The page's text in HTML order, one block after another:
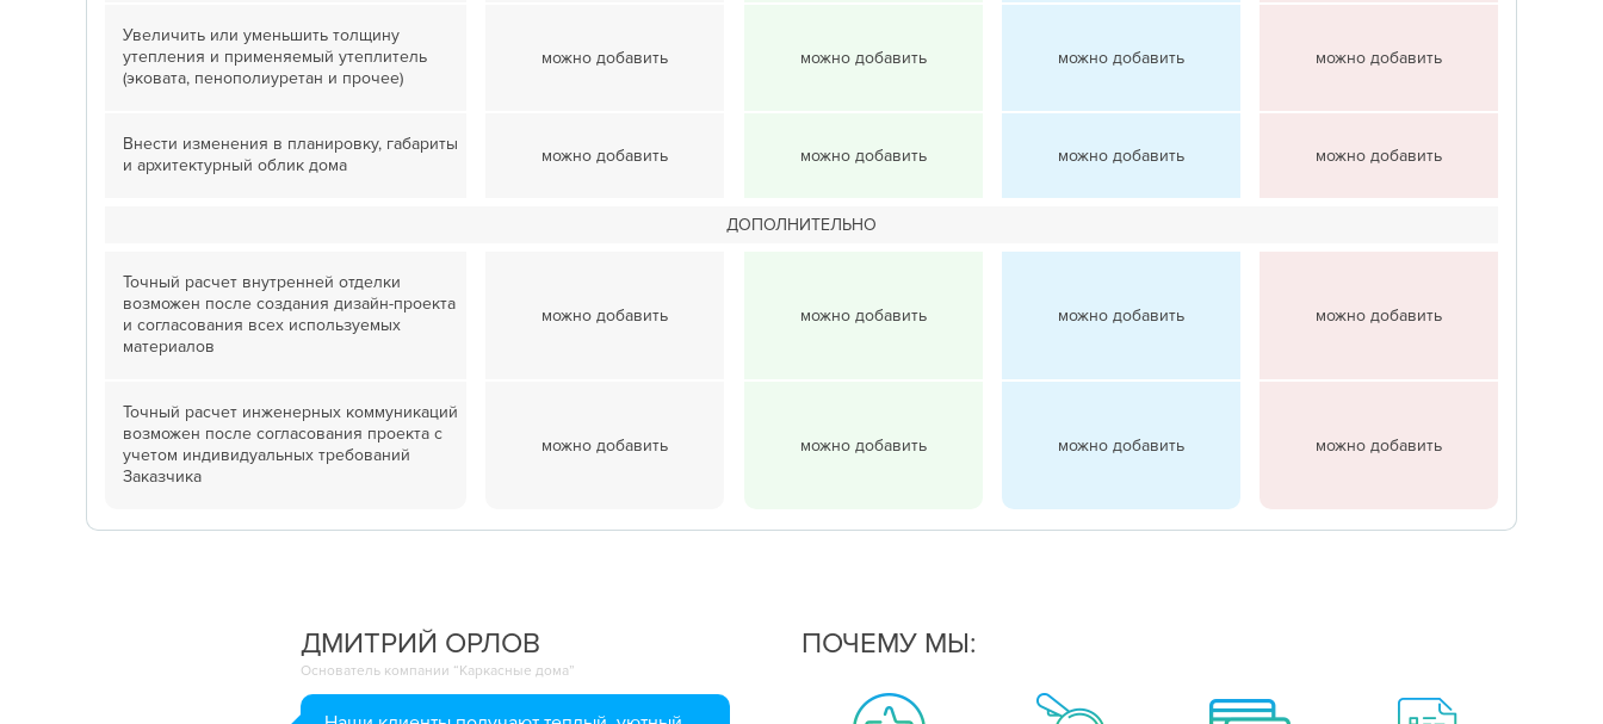
Увеличить или уменьшить толщину
утепления и применяемый утеплитель
(эковата, пенополиуретан и прочее)
можно добавить можно добавить можно добавить можно добавить
Внести изменения в планировку, габариты
и архитектурный облик дома
можно добавить можно добавить можно добавить можно добавить
ДОПОЛНИТЕЛЬНО
Точный расчет внутренней отделки
возможен после создания дизайн-проекта
и согласования всех используемых
материалов
можно добавить можно добавить можно добавить можно добавить
Точный расчет инженерных коммуникаций
возможен после согласования проекта с
учетом индивидуальных требований
Заказчика
можно добавить можно добавить можно добавить можно добавить
ДМИТРИЙ ОРЛОВ
Основатель компании “Каркасные дома”
ПОЧЕМУ МЫ: